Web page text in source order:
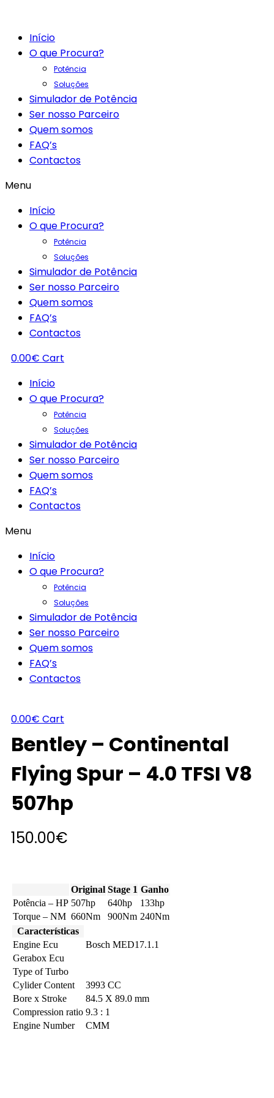
Início
O que Procura?
Potência
Soluções
Simulador de Potência
Ser nosso Parceiro
Quem somos
FAQ’s
Contactos
Menu
Início
O que Procura?
Potência
Soluções
Simulador de Potência
Ser nosso Parceiro
Quem somos
FAQ’s
Contactos
0.00€ Cart
Início
O que Procura?
Potência
Soluções
Simulador de Potência
Ser nosso Parceiro
Quem somos
FAQ’s
Contactos
Menu
Início
O que Procura?
Potência
Soluções
Simulador de Potência
Ser nosso Parceiro
Quem somos
FAQ’s
Contactos
0.00€ Cart
Bentley – Continental
Flying Spur – 4.0 TFSI V8
507hp
150.00€
Original Stage 1 Ganho
Potência – HP 507hp 640hp
133hp
Torque – NM 660Nm 900Nm 240Nm
Características
Engine Ecu
Bosch MED17.1.1
Gerabox Ecu
Type of Turbo
Cylider Content
3993 CC
Bore x Stroke
84.5 X 89.0 mm
Compression ratio 9.3 : 1
Engine Number
CMM